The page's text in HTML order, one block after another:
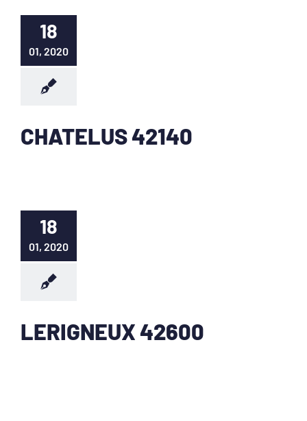
18
01, 2020
CHATELUS 42140
18
01, 2020
LERIGNEUX 42600